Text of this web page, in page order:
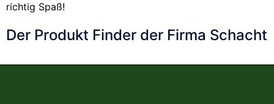
richtig Spaß!
Der Produkt Finder der Firma Schacht